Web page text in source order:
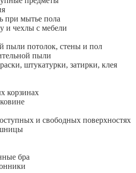
при мытье пола
и чехлы с мебели
пыли потолок, стены и пол
пыли
штукатурки, затирки, клея
корзинах
и свободных поверхностях
бра